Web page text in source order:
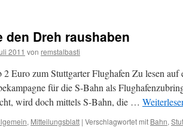
den Dreh raushaben
2011 von remstalbasti
Euro zum Stuttgarter Flughafen Zu lesen auf
für die S-Bahn als
wird doch mittels S-Bahn, die …
, Mitteilungsblatt | Verschlagwortet mit Bahn,